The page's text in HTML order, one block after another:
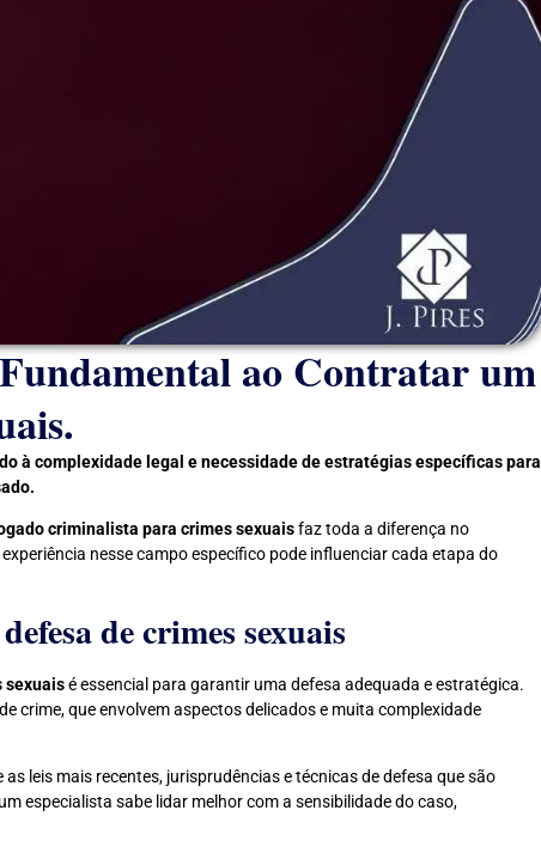
ao Contratar um
à complexidade legal e necessidade de estratégias específicas para
criminalista para crimes sexuaisfaz toda a diferença no
nesse campo específico pode influenciar cada etapa do
de crimes sexuais
sexuaisé essencial para garantir uma defesa adequada e estratégica.
crime, que envolvem aspectos delicados e muita complexidade
leis mais recentes, jurisprudências e técnicas de defesa que são
especialista sabe lidar melhor com a sensibilidade do caso,